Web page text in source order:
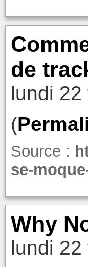
de
lundi
(
Source :
se-
Why
lundi 22